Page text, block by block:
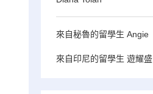
來自秘魯的留學生 Angie
來自印尼的留學生 遊耀盛